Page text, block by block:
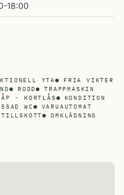
18:00
YTA
FRIA VIKTER
RODD
TRAPPMASKIN
- KORTLÅS
KONDITION
WC
VARUAUTOMAT
OMKLÄDNING